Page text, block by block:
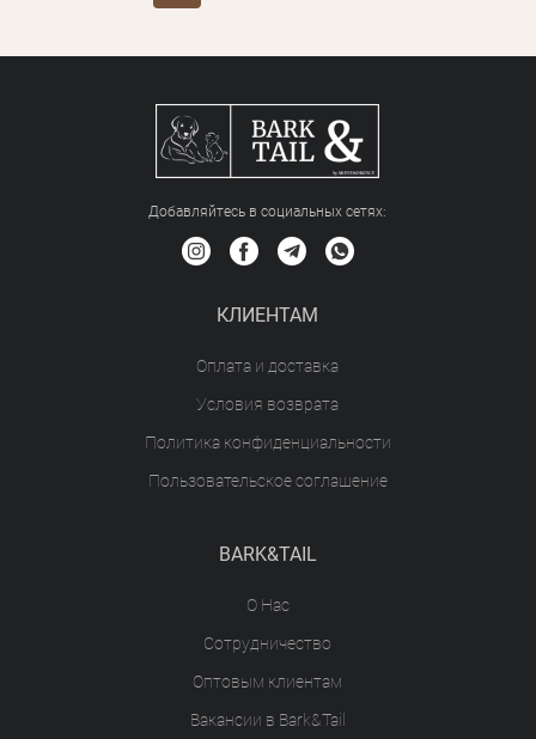
Добавляйтесь в социальных сетяx:
КЛИЕНТАМ
Оплата и доставка
Условия возврата
Политика конфиденциальности
Пользовательское соглашение
BARK&TAIL
О Нас
Сотрудничество
Оптовым клиентам
Вакансии в Bark&Tail